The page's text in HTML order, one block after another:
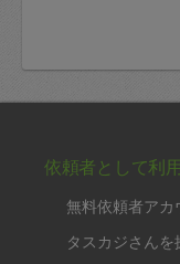
依頼者として利
無料依頼者アカ
タスカジさんを